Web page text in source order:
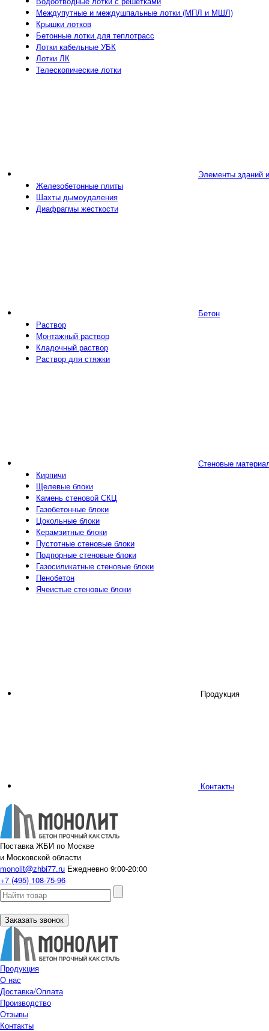
Междупутные и междушпальные лотки (МПЛ и МШЛ)
Крышки лотков
Бетонные лотки для теплотрасс
Лотки кабельные УБК
Лотки ЛК
Телескопические лотки
Элементы зданий
Железобетонные плиты
Шахты дымоудаления
Диафрагмы жесткости
Бетон
Раствор
Монтажный раствор
Кладочный раствор
Раствор для стяжки
Стеновые
Кирпичи
Щелевые блоки
Камень стеновой СКЦ
Газобетонные блоки
Цокольные блоки
Керамзитные блоки
Пустотные стеновые блоки
Подпорные стеновые блоки
Газосиликатные стеновые блоки
Пенобетон
Ячеистые стеновые блоки
Продукция
Контакты
Поставка ЖБИ по Москве
и Московской области
monolit@zhbi77.ru Ежедневно 9:00-20:00
+7 (495) 108-75-96
Заказать звонок
Продукция
О нас
Доставка/Оплата
Производство
Отзывы
Контакты